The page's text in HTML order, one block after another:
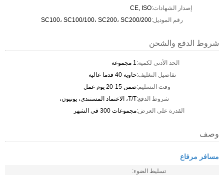
إصدار الشهادات:CE, ISO
رقم الموديل:SC100، SC100/100، SC200، SC200/200
شروط الدفع والشحن
الحد الأدنى لكمية:1 مجموعة
تفاصيل التغليف:حاوية 40 قدما عالية
وقت التسليم:ضمن 15-20 يوم عمل
شروط الدفع:T/T، الاعتماد المستندي، يونيون،
القدرة على العرض:مجموعات 300 في الشهر
وصف
مسافر مرفاع
تسليط الضوء: